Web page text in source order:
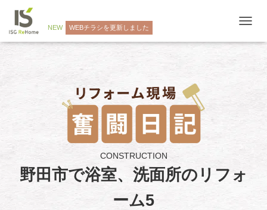
NEW WEBチラシを更新しました
ビ
野田市で浴室、洗面所のリフォ
ーム5
CONSTRUCTION